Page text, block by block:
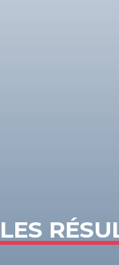
LES